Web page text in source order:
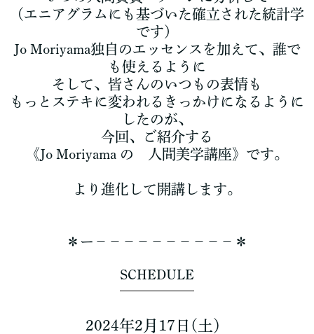
（エニアグラムにも基づいた確立された統計学
です）
Jo Moriyama独自のエッセンスを加えて、誰で
も使えるように
そして、皆さんのいつもの表情も
もっとステキに変われるきっかけになるように
したのが、
今回、ご紹介する
《Jo Moriyama の 人間美学講座》です。
より進化して開講します。
＊ー－－－－－－－－－－＊
SCHEDULE
2024年2月17日(土）